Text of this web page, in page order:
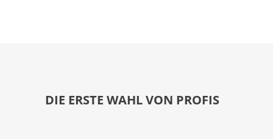
DIE ERSTE WAHL VON PROFIS